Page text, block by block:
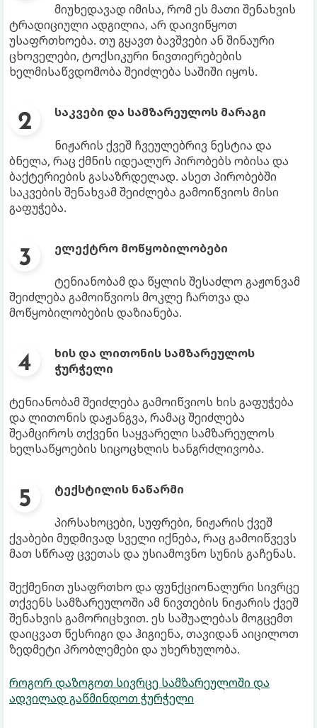
მიუხედავად იმისა, რომ ეს მათი შენახვის
ტრადიციული ადგილია, არ დაივიწყოთ
უსაფრთხოება. თუ გყავთ ბავშვები ან შინაური
ცხოველები, ტოქსიკური ნივთიერებების
ხელმისაწვდომობა შეიძლება საშიში იყოს.
საკვები და სამზარეულოს მარაგი
ნიჟარის ქვეშ ჩვეულებრივ ნესტია და
ბნელა, რაც ქმნის იდეალურ პირობებს ობისა და
ბაქტერიების გასაზრდელად. ასეთ პირობებში
საკვების შენახვამ შეიძლება გამოიწვიოს მისი
გაფუჭება.
ელექტრო მოწყობილობები
ტენიანობამ და წყლის შესაძლო გაჟონვამ
შეიძლება გამოიწვიოს მოკლე ჩართვა და
მოწყობილობების დაზიანება.
ხის და ლითონის სამზარეულოს
ჭურჭელი
ტენიანობამ შეიძლება გამოიწვიოს ხის გაფუჭება
და ლითონის დაჟანგვა, რამაც შეიძლება
შეამციროს თქვენი საყვარელი სამზარეულოს
ხელსაწყოების სიცოცხლის ხანგრძლივობა.
ტექსტილის ნაწარმი
პირსახოცები, სუფრები, ნიჟარის ქვეშ
ქვაბები მუდმივად სველი იქნება, რაც გამოიწვევს
მათ სწრაფ ცვეთას და უსიამოვნო სუნის გაჩენას.
შექმენით უსაფრთხო და ფუნქციონალური სივრცე
თქვენს სამზარეულოში ამ ნივთების ნიჟარის ქვეშ
შენახვის გამორიცხვით. ეს საშუალებას მოგცემთ
დაიცვათ წესრიგი და ჰიგიენა, თავიდან აიცილოთ
ზედმეტი პრობლემები და უხერხულობა.
როგორ დაზოგოთ სივრცე სამზარეულოში და
ადვილად გაწმინდოთ ჭურჭელი